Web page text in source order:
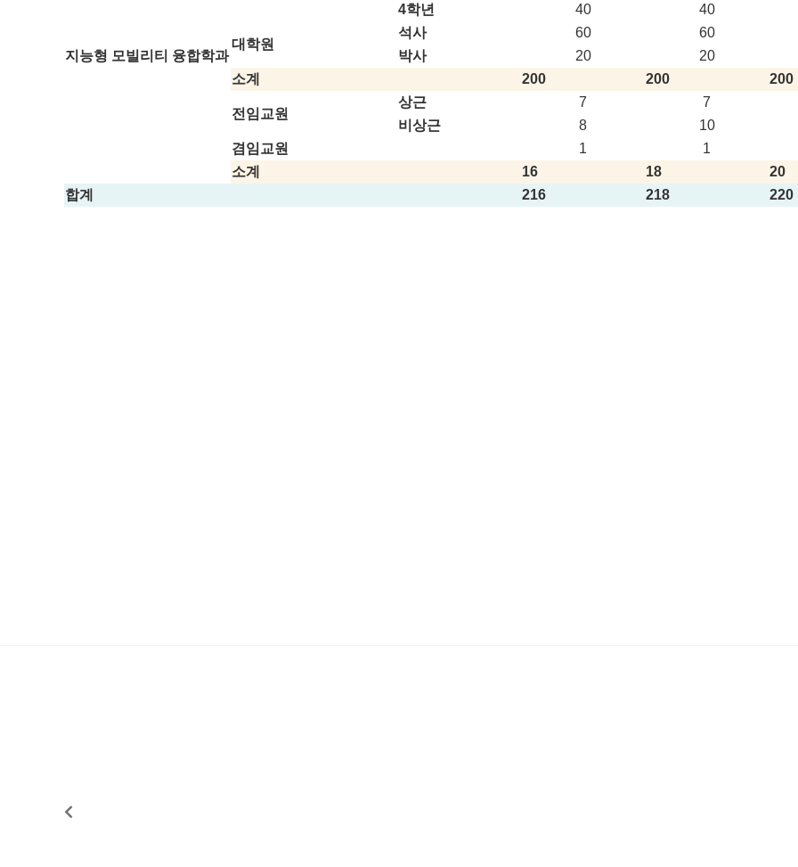
지능형 모빌리티 융합학과
4학년
40 40
대학원
석사 60 60
박사
20 20
소계
200 200 200
전임교원
상근 7 7
비상근
8 10
겸임교원
1 1
소계
16 18
20
합계
216 218 220